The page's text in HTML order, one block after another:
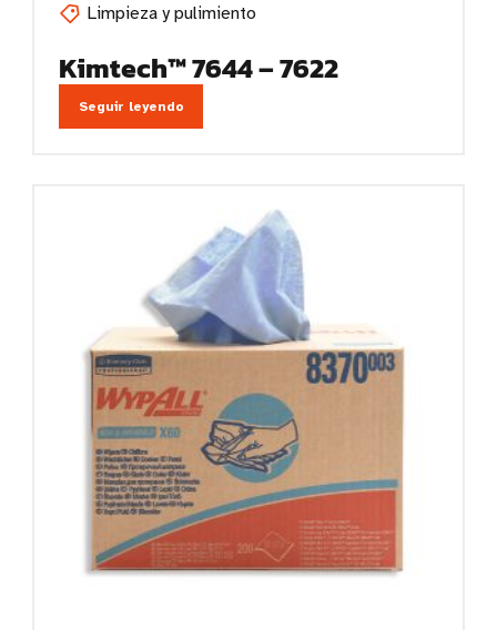
Limpieza y pulimiento
Kimtech™ 7644 – 7622
Seguir leyendo